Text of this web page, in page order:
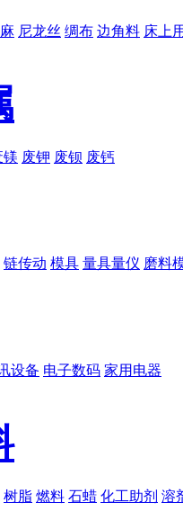
尼龙丝 绸布 边角料 床上
镁 废钾 废钡 废钙
链传动 模具 量具量仪 磨料
设备 电子数码 家用电器
树脂 燃料 石蜡 化工助剂 溶